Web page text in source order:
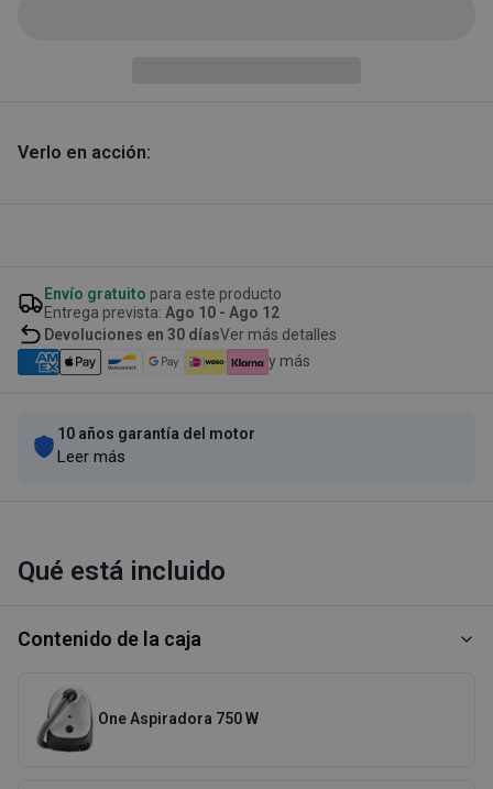
Verlo en acción:
Envío gratuito para este producto
Entrega prevista: Ago 10 - Ago 12
Devoluciones en 30 díasVer más detalles
y más
10 años garantía del motor
Leer más
Qué está incluido
Contenido de la caja
One Aspiradora 750 W